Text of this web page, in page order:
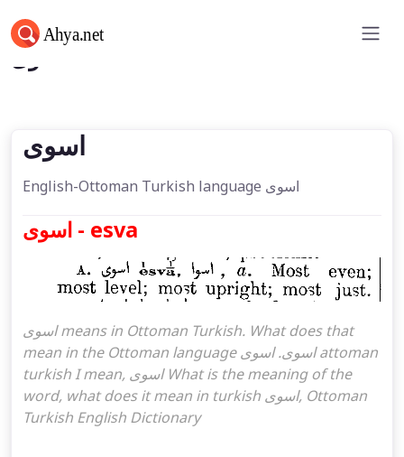
اسوی
اسوی
English-Ottoman Turkish language اسوی
اسوی - esva
اسوی means in Ottoman Turkish. What does that
mean in the Ottoman language اسوی. اسوی attoman
turkish I mean, اسوی What is the meaning of the
word, what does it mean in turkish اسوی, Ottoman
Turkish English Dictionary